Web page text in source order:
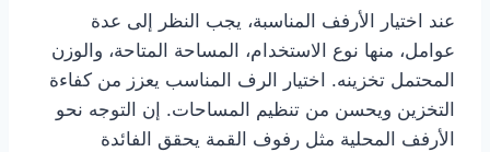
عند اختيار الأرفف المناسبة، يجب النظر إلى عدة
عوامل، منها نوع الاستخدام، المساحة المتاحة، والوزن
المحتمل تخزينه. اختيار الرف المناسب يعزز من كفاءة
التخزين ويحسن من تنظيم المساحات. إن التوجه نحو
الأرفف المحلية مثل رفوف القمة يحقق الفائدة